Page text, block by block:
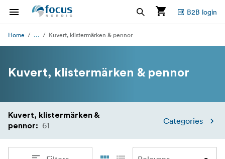
B2B login
Home ... Kuvert, klistermärken & pennor
Kuvert, klistermärken & pennor
Kuvert, klistermärken &
pennor: 61 Categories